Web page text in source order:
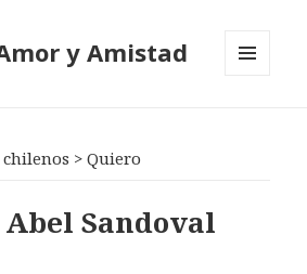
y Amistad
chilenos >Quiero
Sandoval